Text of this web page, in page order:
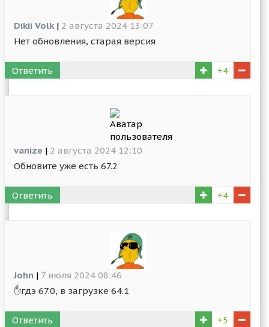
Dikii Volk | 2 августа 2024 13:07
Нет обновления, старая версия
Ответить +4
vanize | 2 августа 2024 12:10
Обновите уже есть 67.2
Ответить +4
John | 7 июля 2024 08:46
✋гдэ 67.0, в загрузке 64.1
Ответить +5